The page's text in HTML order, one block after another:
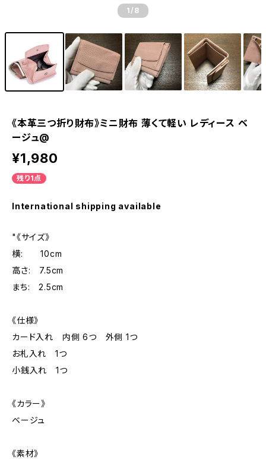
1 /8
《本革三つ折り財布》ミニ財布 薄くて軽い レディース ベ
ージュ@
¥1,980
残り1点
International shipping available
"《サイズ》
横: 10cm
高さ: 7.5cm
まち: 2.5cm
《仕様》
カード入れ 内側 6つ 外側 1つ
お札入れ 1つ
小銭入れ 1つ
《カラー》
ベージュ
《素材》